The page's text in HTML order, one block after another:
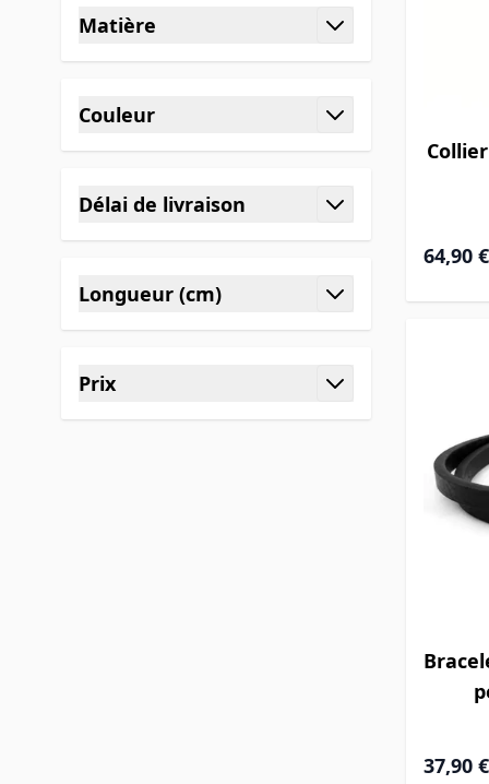
Matière
Couleur
Délai de livraison
Longueur (cm)
Prix
Prix
64,90 €
Prix
37,90 €